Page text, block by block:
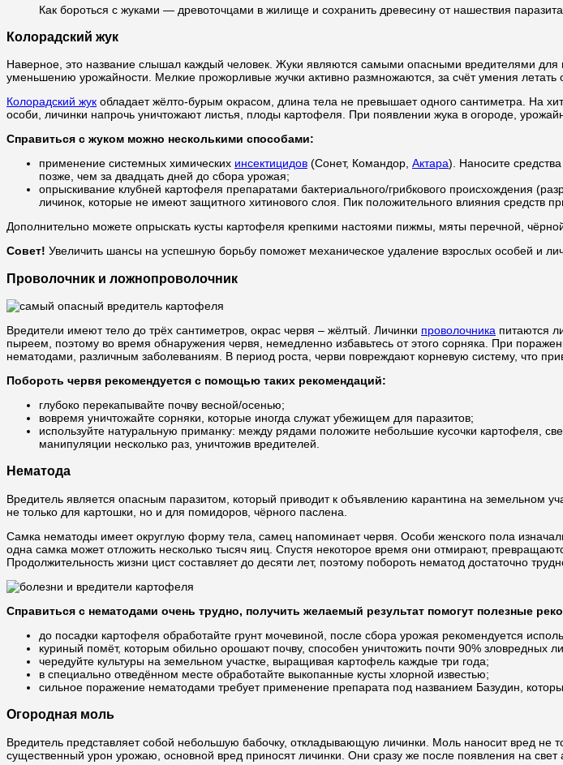
Как бороться с жуками — древоточцами в жилище и сохранить древесину от нашествия
Колорадский жук
Наверное, это название слышал каждый человек. Жуки являются самыми опасными вредителями для
уменьшению урожайности. Мелкие прожорливые жучки активно размножаются, за счёт умения
Колорадский жук обладает жёлто-бурым окрасом, длина тела не превышает одного сантиметра. На
особи, личинки напрочь уничтожают листья, плоды картофеля. При появлении жука в огороде,
Справиться с жуком можно несколькими способами:
применение системных химических инсектицидов (Сонет, Командор, Актара). Наносите
позже, чем за двадцать дней до сбора урожая;
опрыскивание клубней картофеля препаратами бактериального/грибкового происхождения
личинок, которые не имеют защитного хитинового слоя. Пик положительного влияния средств
Дополнительно можете опрыскать кусты картофеля крепкими настоями пижмы, мяты перечной,
Совет! Увеличить шансы на успешную борьбу поможет механическое удаление взрослых особей и
Проволочник и ложнопроволочник
Вредители имеют тело до трёх сантиметров, окрас червя – жёлтый. Личинки проволочника питаются
пыреем, поэтому во время обнаружения червя, немедленно избавьтесь от этого сорняка. При
нематодами, различным заболеваниям. В период роста, черви повреждают корневую систему, что
Побороть червя рекомендуется с помощью таких рекомендаций:
глубоко перекапывайте почву весной/осенью;
вовремя уничтожайте сорняки, которые иногда служат убежищем для паразитов;
используйте натуральную приманку: между рядами положите небольшие кусочки картофеля,
манипуляции несколько раз, уничтожив вредителей.
Нематода
Вредитель является опасным паразитом, который приводит к объявлению карантина на земельном
не только для картошки, но и для помидоров, чёрного паслена.
Самка нематоды имеет округлую форму тела, самец напоминает червя. Особи женского пола
одна самка может отложить несколько тысяч яиц. Спустя некоторое время они отмирают,
Продолжительность жизни цист составляет до десяти лет, поэтому побороть нематод достаточно
Справиться с нематодами очень трудно, получить желаемый результат помогут полезные
до посадки картофеля обработайте грунт мочевиной, после сбора урожая рекомендуется
куриный помёт, которым обильно орошают почву, способен уничтожить почти 90% зловредных
чередуйте культуры на земельном участке, выращивая картофель каждые три года;
в специально отведённом месте обработайте выкопанные кусты хлорной известью;
сильное поражение нематодами требует применение препарата под названием Базудин,
Огородная моль
Вредитель представляет собой небольшую бабочку, откладывающую личинки. Моль наносит вред
существенный урон урожаю, основной вред приносят личинки. Они сразу же после появления на свет